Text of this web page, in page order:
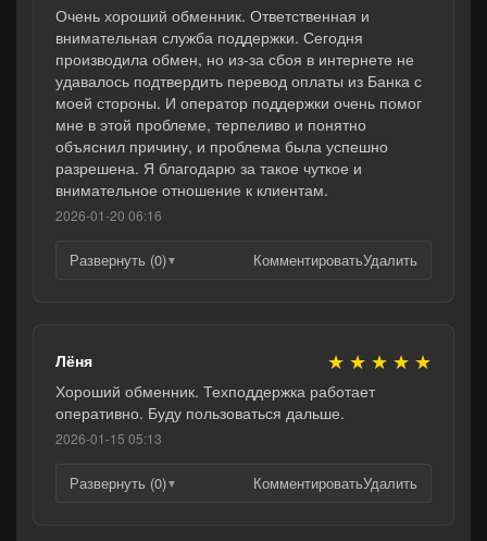
Очень хороший обменник. Ответственная и
внимательная служба поддержки. Сегодня
производила обмен, но из-за сбоя в интернете не
удавалось подтвердить перевод оплаты из Банка с
моей стороны. И оператор поддержки очень помог
мне в этой проблеме, терпеливо и понятно
объяснил причину, и проблема была успешно
разрешена. Я благодарю за такое чуткое и
внимательное отношение к клиентам.
2026-01-20 06:16
Развернуть (0)▼ КомментироватьУдалить
Лёня ★ ★ ★ ★ ★
Хороший обменник. Техподдержка работает
оперативно. Буду пользоваться дальше.
2026-01-15 05:13
Развернуть (0)▼ КомментироватьУдалить